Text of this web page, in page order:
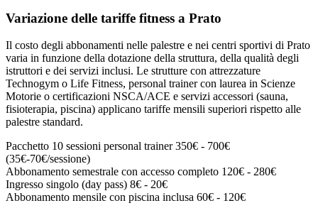
Variazione delle tariffe fitness a Prato
Il costo degli abbonamenti nelle palestre e nei centri sportivi di Prato
varia in funzione della dotazione della struttura, della qualità degli
istruttori e dei servizi inclusi. Le strutture con attrezzature
Technogym o Life Fitness, personal trainer con laurea in Scienze
Motorie o certificazioni NSCA/ACE e servizi accessori (sauna,
fisioterapia, piscina) applicano tariffe mensili superiori rispetto alle
palestre standard.
Pacchetto 10 sessioni personal trainer 350€ - 700€
(35€-70€/sessione)
Abbonamento semestrale con accesso completo 120€ - 280€
Ingresso singolo (day pass) 8€ - 20€
Abbonamento mensile con piscina inclusa 60€ - 120€